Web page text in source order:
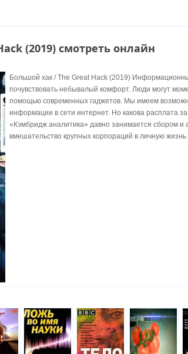
(2019) смотреть онлайн
Большой хак / The Great Hack (2019)
почувствовать небывалый комфорт. Люди могут
помощью современных гаджетов. Мы имеем
информации в сети интернет. Но какова расплата
«Кэмбридж аналитика» давно занимается сбором
вмешательство крупных корпораций в личную